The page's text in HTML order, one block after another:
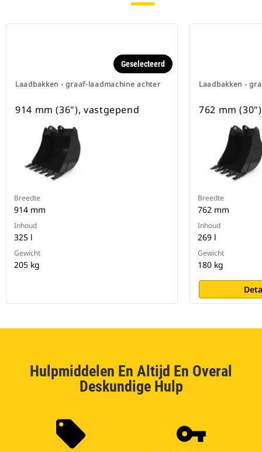
Laadbakken - graaf-laadmachine achter
Geselecteerd
914 mm (36"), vastgepend
Breedte
914 mm
Inhoud
325 l
Gewicht
205 kg
Laadbakken -
762 mm
Breedte
762 mm
Inhoud
269 l
Gewicht
180 kg
Hulpmiddelen En Altijd En Overal
Deskundige Hulp